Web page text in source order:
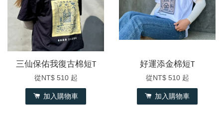
三仙保佑我復古棉短T
從NT$ 510 起
加入購物車
好運添金棉短T
從NT$ 510 起
加入購物車